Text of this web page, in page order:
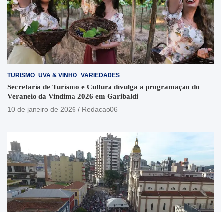
TURISMO UVA & VINHO VARIEDADES
Secretaria de Turismo e Cultura divulga a programação do
Veraneio da Vindima 2026 em Garibaldi
10 de janeiro de 2026
Redacao06